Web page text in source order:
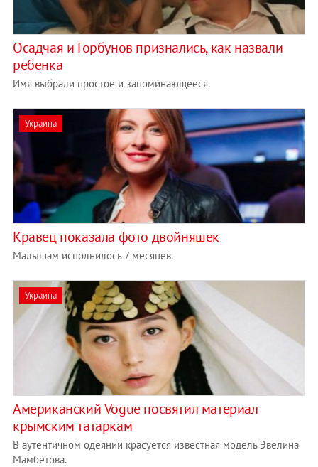
Осадчая и Горбунов признались, как назвали
ребенка
Имя выбрали простое и запоминающееся.
Украина
Кравец показала фото двойняшек
Малышам исполнилось 7 месяцев.
Украина
Американский Vogue посвятил материал
крымским татаркам
В аутентичном одеянии красуется известная модель Эвелина
Мамбетова.